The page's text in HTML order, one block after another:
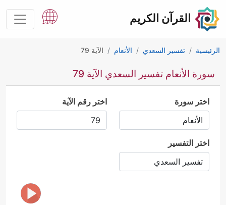
القرآن الكريم
الرئيسية تفسير السعدي الأنعام الآية 79
سورة الأنعام تفسير السعدي الآية 79
اختر سورة اختر رقم الآية
اختر التفسير